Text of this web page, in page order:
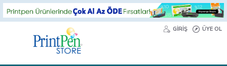
GIRIŞ ÜYE OL